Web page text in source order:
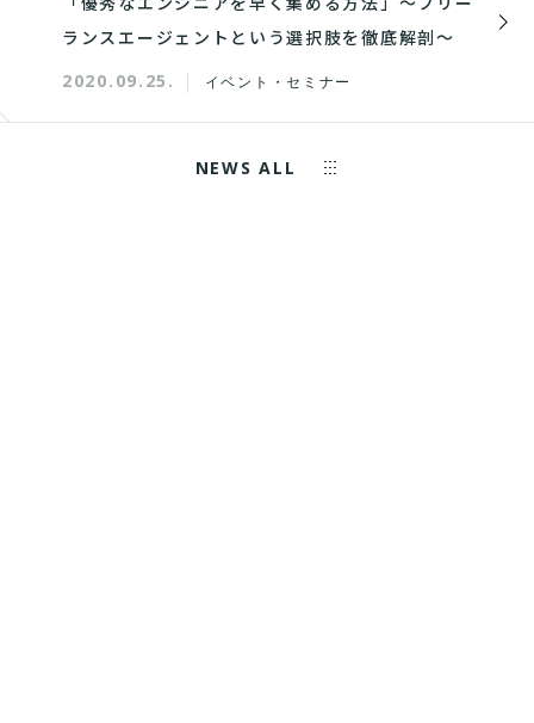
ランスエージェントという選択肢を徹底解剖～
2020.09.25. イベント・セミナー
NEWS ALL